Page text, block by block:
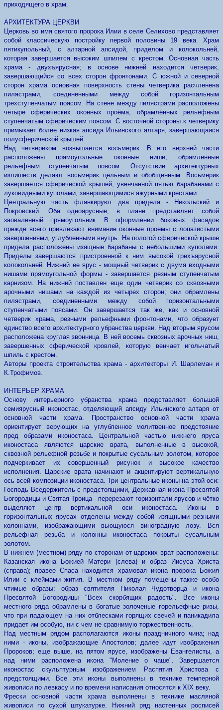
приходящего в храм.
АРХИТЕКТУРА ЦЕРКВИ
Церковь во имя святого пророка Илии в селе Селихово представляет
собой классическую постройку первой половины 19 века. Храм
пятикупольный, с алтарной апсидой, приделом и колокольней,
которая завершается высоким шпилем с крестом. Основная часть
храма - двухъярусная; в основе нижней находится четверик,
завершающийся со всех сторон фронтонами. С южной и северной
сторон храма основная поверхность стены четверика расчленена
пилястрами, соединенными между собой горизонтальным
трехступенчатым поясом. На стене между пилястрами расположены
четыре сферических оконных проёма, обрамлённых рельефным
ступенчатым сферическим поясом. С восточной стороны к четверику
примыкает более низкая апсида Ильинского алтаря, завершающаяся
полусферической крышей.
Над четвериком возвышается восьмерик. В его верхней части
расположены прямоугольные оконные ниши, обрамленные
рельефным ступенчатым поясом. Отсутствие архитектурных
излишеств делают восьмерик цельным и обобщенным. Восьмерик
завершается сферической крышей, увенчанной пятью барабанами с
луковидными куполами, завершающимися ажурными крестами.
Центральную часть фланкируют два придела - Никольский и
Покровский. Оба одноярусные, в плане представляет собой
заоваленный прямоугольник. В оформлении боковых фасадов
прежде всего привлекают внимание оконные проемы с лопатистыми
завершениями, углубленными внутрь. На пологой сферической крыше
придела расположены изящные барабаны с небольшими куполами.
Приделы завершаются пристроенной к ним высокой трехъярусной
колокольней. Нижний ее ярус - мощный четверик с двумя входными
нишами прямоугольной формы - завершается резным ступенчатым
карнизом. На нижний поставлен еще один четверик со сквозными
арочными нишами на каждой из четырех сторон; они обрамлены
пилястрами, соединенными между собой горизонтальными
ступенчатыми поясами. Он завершается так же, как и основной
четверик храма, резными рельефными фронтонами, что образует
единство всего архитектурного убранства церкви. Над вторым ярусом
расположена круглая звонница. В ней восемь сквозных арочных ниш,
завершенных сферической кровлей, которую венчает игольчатый
шпиль с крестом.
Авторы проекта строительства храма - архитекторы И. Шарлеман и
К.Трофимов.
ИНТЕРЬЕР ХРАМА
Основу интерьерного убранства храма представляет большой
семиярусный иконостас, отделяющий апсиду Ильинского алтаря от
основной части храма. Пространство основной части храма
ориентирует верующих на углубленное молитвенное предстояние
пред образами иконостаса. Центральной частью нижнего яруса
иконостаса являются царские врата, выполненные в высокой,
сквозной рельефной резьбе и покрытые сусальным золотом, которое
подчеркивает их совершенный рисунок и высокое качество
исполнения. Царские врата начинают и акцентируют вертикальную
ось всей композиции иконостаса. Три центральные иконы на этой оси:
Господь Вседержитель с предстоящими, Державная икона Пресвятой
Богородицы и Святая Троица - перерезают горизонтали ярусов и чётко
выделяют центр вертикальной оси иконостаса. Иконы в
горизонтальных ярусах отделены между собой изящными резными
колоннами, изображающими вьющуюся виноградную лозу. Вся
рельефная резьба и колонны иконостаса покрыты сусальным
золотом.
В нижнем (местном) ряду по сторонам от царских врат расположены:
Казанская икона Божией Матери (слева) и образ Иисуса Христа
(справа); правее Спаса находится храмовая икона пророка Божия
Илии с клеймами жития. В местном ряду помещены также особо
чтимые образы: образ святителя Николая Чудотворца и икона
Пресвятой Богородицы "Всех скорбящих радость". Все иконы
местного ряда обрамлены в богатые золоченые горельефные ризы,
что при падающем на них отблесками горящих свечей и паникадила
придает им особую, ни с чем не сравнимую торжественность.
Над местным рядом располагаются иконы праздничного чина; над
ними - иконы, изображающие Апостолов; далее идут изображения
Пророков; еще выше, на пятом ярусе, изображены Евангелисты, а
над ними расположена икона "Моление о чаше". Завершается
иконостас скульптурным изображением Распятия Христова с
предстоящими. Все эти иконы выполнены в технике темперной
живописи по левкасу и по времени написания относятся к XIX веку.
Фрески основной части храма выполнены в технике масляной
живописи по сухой штукатурке. Нижний ряд настенных росписей